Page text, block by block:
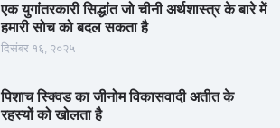
एक युगांतरकारी सिद्धांत जो चीनी अर्थशास्त्र के बारे में
हमारी सोच को बदल सकता है
दिसंबर १६, २०२५
पिशाच स्क्विड का जीनोम विकासवादी अतीत के
रहस्यों को खोलता है